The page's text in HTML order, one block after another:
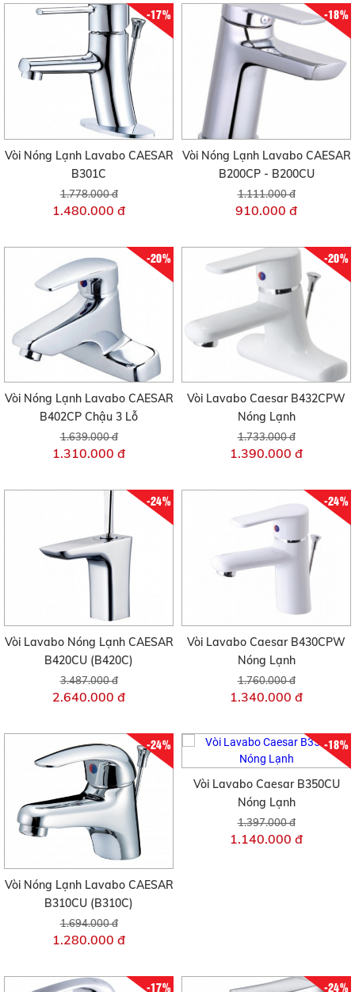
-17%
Vòi Nóng Lạnh Lavabo CAESAR
B301C
1.778.000 đ
1.480.000 đ
-18%
Vòi Nóng Lạnh Lavabo CAESAR
B200CP - B200CU
1.111.000 đ
910.000 đ
-20%
Vòi Nóng Lạnh Lavabo CAESAR
B402CP Chậu 3 Lỗ
1.639.000 đ
1.310.000 đ
-20%
Vòi Lavabo Caesar B432CPW
Nóng Lạnh
1.733.000 đ
1.390.000 đ
-24%
Vòi Lavabo Nóng Lạnh CAESAR
B420CU (B420C)
3.487.000 đ
2.640.000 đ
-24%
Vòi Lavabo Caesar B430CPW
Nóng Lạnh
1.760.000 đ
1.340.000 đ
-24%
Vòi Nóng Lạnh Lavabo CAESAR
B310CU (B310C)
1.694.000 đ
1.280.000 đ
-18%
Vòi Lavabo Caesar B350CU
Nóng Lạnh
1.397.000 đ
1.140.000 đ
-17% -24%